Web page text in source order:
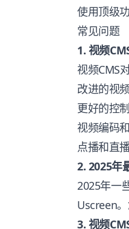
使用顶级
常见问题
1. 视频
视频CMS
改进的视
更好的控
视频编码
点播和直
2. 2025年
2025年一
Uscreen
3. 视频